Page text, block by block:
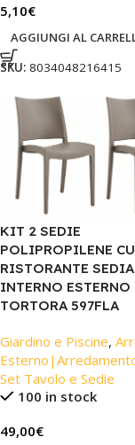
5,10€
AGGIUNGI AL
SKU: 8034048216415
KIT 2 SEDIE
POLIPROPILENE
RISTORANTE SEDIA
INTERNO ESTERNO
TORTORA 597FLA
Giardino e Piscine,
Set Tavolo e Sedie
100 in stock
49,00€